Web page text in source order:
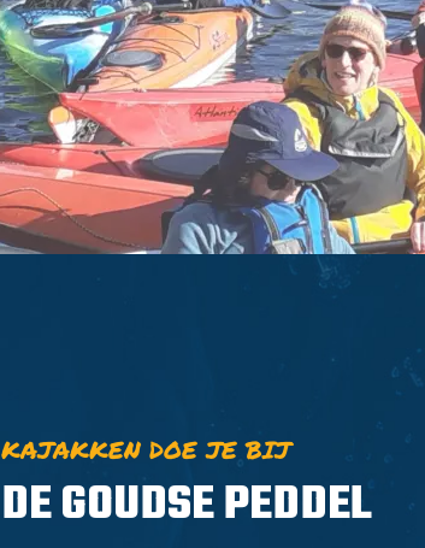
KAJAKKEN DOE JE BIJ
DE GOUDSE PEDDEL